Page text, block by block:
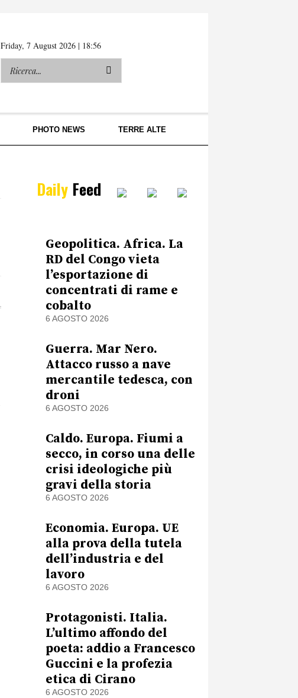
Friday, 7 August 2026 | 18:56
PHOTO NEWS TERRE ALTE
Daily Feed
Geopolitica. Africa. La
RD del Congo vieta
l’esportazione di
concentrati di rame e
cobalto
6 AGOSTO 2026
Guerra. Mar Nero.
Attacco russo a nave
mercantile tedesca, con
droni
6 AGOSTO 2026
Caldo. Europa. Fiumi a
secco, in corso una delle
crisi ideologiche più
gravi della storia
6 AGOSTO 2026
Economia. Europa. UE
alla prova della tutela
dell’industria e del
lavoro
6 AGOSTO 2026
Protagonisti. Italia.
L’ultimo affondo del
poeta: addio a Francesco
Guccini e la profezia
etica di Cirano
6 AGOSTO 2026